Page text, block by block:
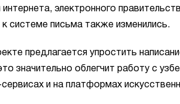
электронного
системе письма также изменились.
предлагается упростить
значительно облегчит работу с
и на платформах